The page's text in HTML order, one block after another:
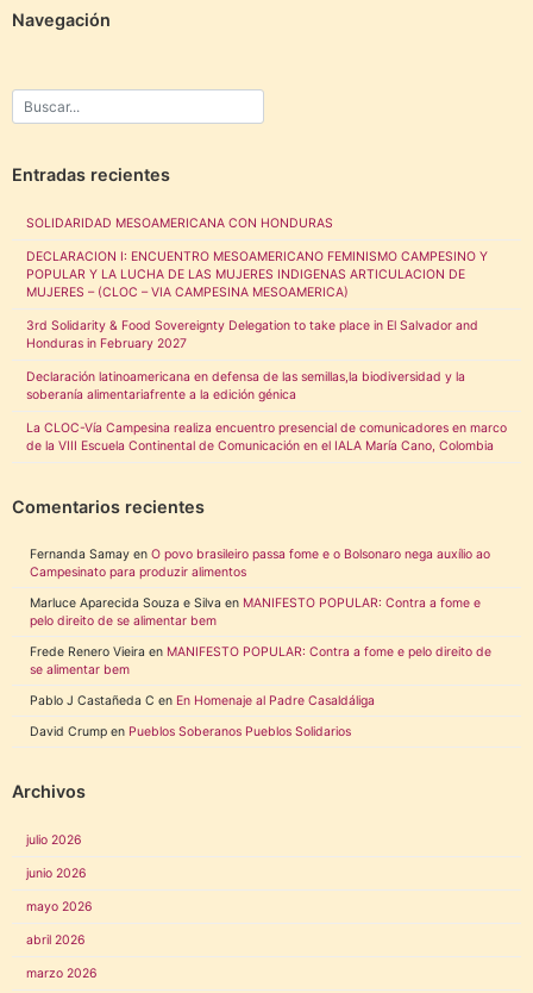
Navegación
Entradas recientes
SOLIDARIDAD MESOAMERICANA CON HONDURAS
DECLARACION I: ENCUENTRO MESOAMERICANO FEMINISMO CAMPESINO Y
POPULAR Y LA LUCHA DE LAS MUJERES INDIGENAS ARTICULACION DE
MUJERES – (CLOC – VIA CAMPESINA MESOAMERICA)
3rd Solidarity & Food Sovereignty Delegation to take place in El Salvador and
Honduras in February 2027
Declaración latinoamericana en defensa de las semillas,la biodiversidad y la
soberanía alimentariafrente a la edición génica
La CLOC-Vía Campesina realiza encuentro presencial de comunicadores en marco
de la VIII Escuela Continental de Comunicación en el IALA María Cano, Colombia
Comentarios recientes
Fernanda Samay en O povo brasileiro passa fome e o Bolsonaro nega auxílio ao
Campesinato para produzir alimentos
Marluce Aparecida Souza e Silva en MANIFESTO POPULAR: Contra a fome e
pelo direito de se alimentar bem
Frede Renero Vieira en MANIFESTO POPULAR: Contra a fome e pelo direito de
se alimentar bem
Pablo J Castañeda C en En Homenaje al Padre Casaldáliga
David Crump en Pueblos Soberanos Pueblos Solidarios
Archivos
julio 2026
junio 2026
mayo 2026
abril 2026
marzo 2026